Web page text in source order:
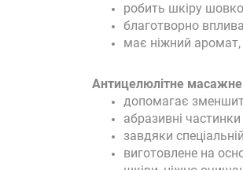
робить шкіру
благотворно
має ніжний аромат,
Антицелюлітне
допомагає
абразивні
завдяки
виготовлене на